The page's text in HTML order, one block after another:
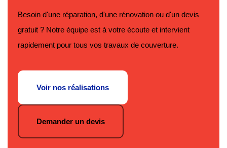
Besoin d'une réparation, d'une rénovation ou d'un devis
gratuit ? Notre équipe est à votre écoute et intervient
rapidement pour tous vos travaux de couverture.
Voir nos réalisations
Demander un devis